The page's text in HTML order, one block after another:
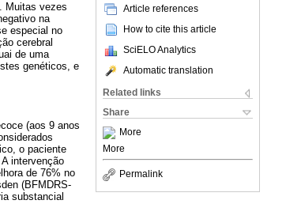
Article references
How to cite this article
SciELO Analytics
Automatic translation
Related links
Share
More
More
Permalink
Muitas vezes
na
especial no
cerebral
de uma
genéticos, e
(aos 9 anos
o paciente
intervenção
de 76% no
(BFMDRS-
substancial